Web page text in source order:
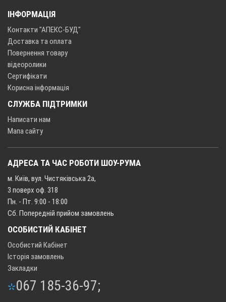
ІНФОРМАЦІЯ
Контакти "АПЕКС-БУД"
Доставка та оплата
Повернення товару
відеоролики
Сертифікати
Корисна інформація
СЛУЖБА ПІДТРИМКИ
Написати нам
Мапа сайту
АДРЕСА ТА ЧАС РОБОТИ ШОУ-РУМА
м. Київ, вул. Чистяківська 2а,
3 поверх оф. 318
Пн. - Пт. 9:00 - 18:00
Сб. Попередній прийом замовлень
ОСОБИСТИЙ КАБІНЕТ
Особистий Кабінет
Історія замовлень
Закладки
067 185-36-97;